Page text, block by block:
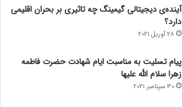
آینده‌ی دیجیتالی گیمینگ چه تاثیری بر بحران اقلیمی
دارد؟
28 آوریل 2021
پیام تسلیت به مناسبت ایام شهادت حضرت فاطمه
زهرا سلام الله علیها
30 سپتامبر 2021